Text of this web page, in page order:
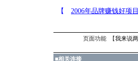
页面功能 【我来说
■相关连接